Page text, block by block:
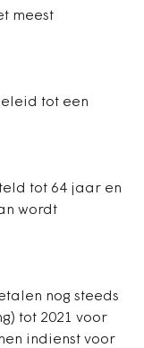
meest
tot een
tot 64 jaar en
wordt
nog steeds
tot 2021 voor
indienst voor